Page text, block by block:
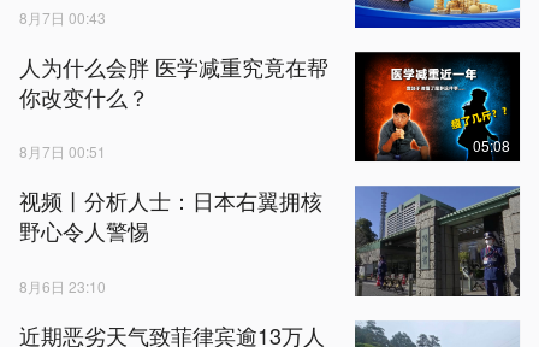
8月7日 00:43
人为什么会胖 医学减重究竟在帮
你改变什么？
8月7日 00:51 05:08
视频丨分析人士：日本右翼拥核
野心令人警惕
8月6日 23:10
近期恶劣天气致菲律宾逾13万人